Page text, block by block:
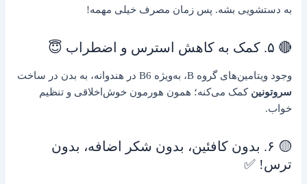
به دستشویی بشه. پس زمان مصرف خیلی مهمه!
🔴 ۵. کمک به کاهش استرس و اضطراب 😇
وجود ویتامین‌های گروه B، به‌ویژه B6 در هندوانه، به بدن در ساخت
سروتونین کمک می‌کنه؛ همون هورمون خوش‌اخلاقی و تنظیم
خواب.
🟡 ۶. بدون کافئین، بدون شکر اضافه، بدون
ترس! ✅